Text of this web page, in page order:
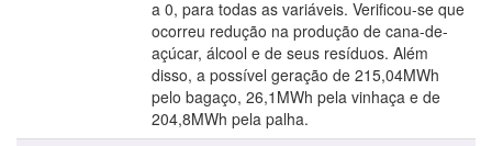
a 0, para todas as variáveis. Verificou-se que
ocorreu redução na produção de cana-de-
açúcar, álcool e de seus resíduos. Além
disso, a possível geração de 215,04MWh
pelo bagaço, 26,1MWh pela vinhaça e de
204,8MWh pela palha.